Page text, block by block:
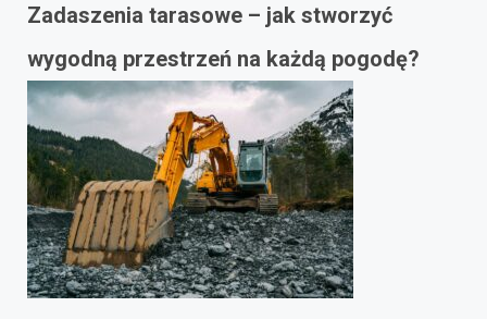
Zadaszenia tarasowe – jak stworzyć
wygodną przestrzeń na każdą pogodę?